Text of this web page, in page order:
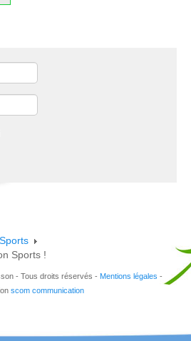
Sports
Sports !
- Tous droits réservés - Mentions légales -
scom communication